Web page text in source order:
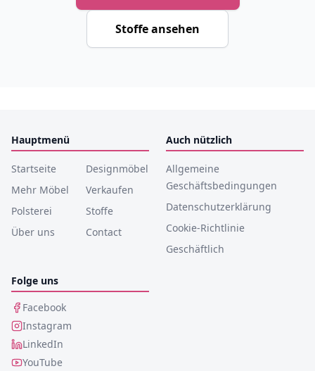
Stoffe ansehen
Hauptmenü
Startseite
Designmöbel
Mehr Möbel
Verkaufen
Polsterei
Stoffe
Über uns
Contact
Auch nützlich
Allgemeine
Geschäftsbedingungen
Datenschutzerklärung
Cookie-Richtlinie
Geschäftlich
Folge uns
Facebook
Instagram
LinkedIn
YouTube